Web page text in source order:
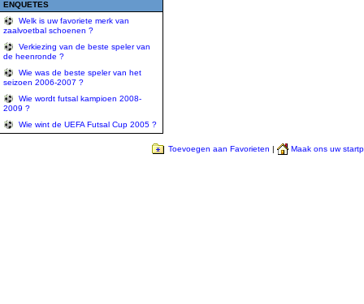
ENQUETES
Welk is uw favoriete merk van
zaalvoetbal schoenen ?
Verkiezing van de beste speler van
de heenronde ?
Wie was de beste speler van het
seizoen 2006-2007 ?
Wie wordt futsal kampioen 2008-
2009 ?
Wie wint de UEFA Futsal Cup 2005 ?
Toevoegen aan Favorieten | Maak ons uw